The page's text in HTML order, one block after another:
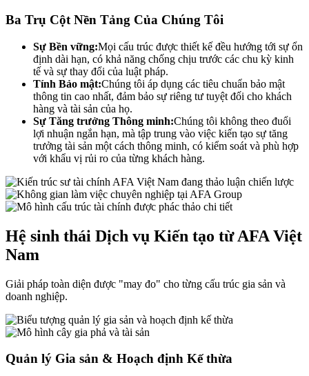
Ba Trụ Cột Nền Tảng Của Chúng Tôi
Sự Bền vững:Mọi cấu trúc được thiết kế đều hướng tới sự ổn
định dài hạn, có khả năng chống chịu trước các chu kỳ kinh
tế và sự thay đổi của luật pháp.
Tính Bảo mật:Chúng tôi áp dụng các tiêu chuẩn bảo mật
thông tin cao nhất, đảm bảo sự riêng tư tuyệt đối cho khách
hàng và tài sản của họ.
Sự Tăng trưởng Thông minh:Chúng tôi không theo đuổi
lợi nhuận ngắn hạn, mà tập trung vào việc kiến tạo sự tăng
trưởng tài sản một cách thông minh, có kiểm soát và phù hợp
với khẩu vị rủi ro của từng khách hàng.
Hệ sinh thái Dịch vụ Kiến tạo từ AFA Việt
Nam
Giải pháp toàn diện được "may đo" cho từng cấu trúc gia sản và
doanh nghiệp.
Quản lý Gia sản & Hoạch định Kế thừa